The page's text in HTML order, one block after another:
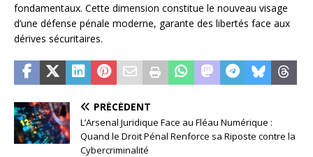
fondamentaux. Cette dimension constitue le nouveau visage
d’une défense pénale moderne, garante des libertés face aux
dérives sécuritaires.
PRÉCÉDENT
L’Arsenal Juridique Face au Fléau Numérique :
Quand le Droit Pénal Renforce sa Riposte contre la
Cybercriminalité